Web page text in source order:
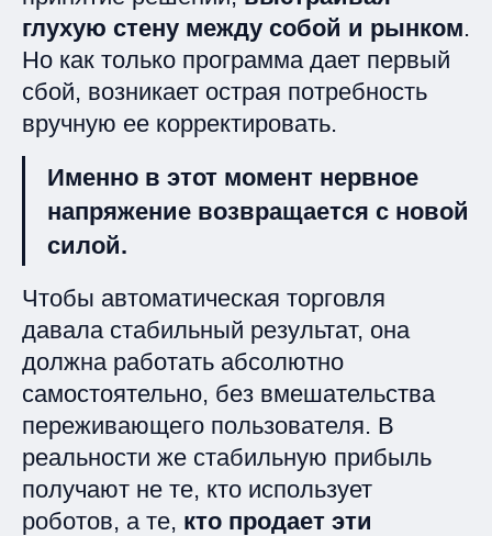
глухую стену между собой и рынком.
Но как только программа дает первый
сбой, возникает острая потребность
вручную ее корректировать.
Именно в этот момент нервное
напряжение возвращается с новой
силой.
Чтобы автоматическая торговля
давала стабильный результат, она
должна работать абсолютно
самостоятельно, без вмешательства
переживающего пользователя. В
реальности же стабильную прибыль
получают не те, кто использует
роботов, а те, кто продает эти